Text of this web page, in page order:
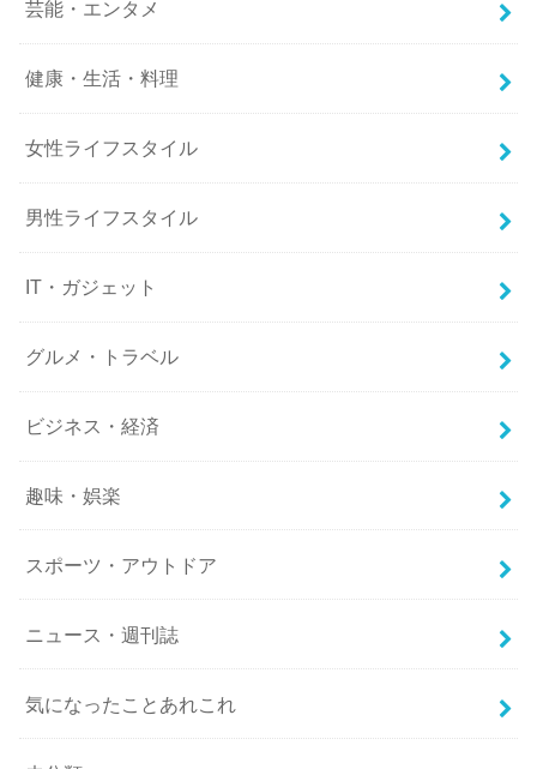
芸能・エンタメ
健康・生活・料理
女性ライフスタイル
男性ライフスタイル
IT・ガジェット
グルメ・トラベル
ビジネス・経済
趣味・娯楽
スポーツ・アウトドア
ニュース・週刊誌
気になったことあれこれ